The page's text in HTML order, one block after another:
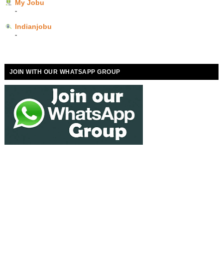
My Jobu
-
Indianjobu
-
JOIN WITH OUR WHATSAPP GROUP